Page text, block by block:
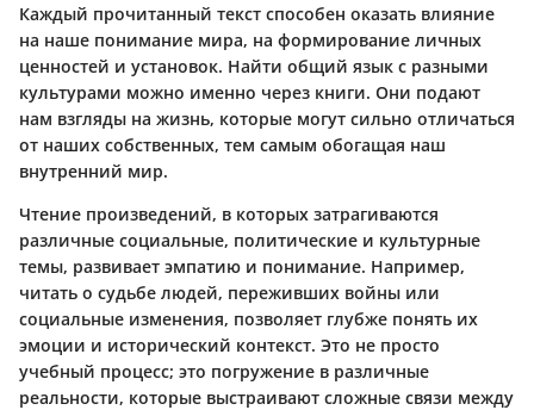
Каждый прочитанный текст способен оказать влияние
на наше понимание мира, на формирование личных
ценностей и установок. Найти общий язык с разными
культурами можно именно через книги. Они подают
нам взгляды на жизнь, которые могут сильно отличаться
от наших собственных, тем самым обогащая наш
внутренний мир.
Чтение произведений, в которых затрагиваются
различные социальные, политические и культурные
темы, развивает эмпатию и понимание. Например,
читать о судьбе людей, переживших войны или
социальные изменения, позволяет глубже понять их
эмоции и исторический контекст. Это не просто
учебный процесс; это погружение в различные
реальности, которые выстраивают сложные связи между